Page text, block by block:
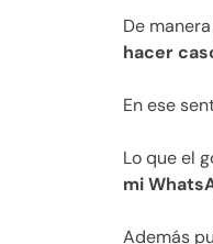
De
hacer
En ese
Lo que el
mi
Además